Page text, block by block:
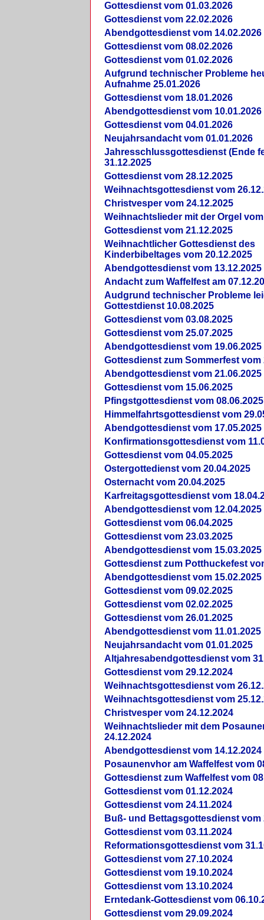
Gottesdienst vom 01.03.2026
Gottesdienst vom 22.02.2026
Abendgottesdienst vom 14.02.2026
Gottesdienst vom 08.02.2026
Gottesdienst vom 01.02.2026
Aufgrund technischer Probleme
Aufnahme 25.01.2026
Gottesdienst vom 18.01.2026
Abendgottesdienst vom 10.01.2026
Gottesdienst vom 04.01.2026
Neujahrsandacht vom 01.01.2026
Jahresschlussgottesdienst (Ende
31.12.2025
Gottesdienst vom 28.12.2025
Weihnachtsgottesdienst vom
Christvesper vom 24.12.2025
Weihnachtslieder mit der Orgel vom
Gottesdienst vom 21.12.2025
Weihnachtlicher Gottesdienst des
Kinderbibeltages vom 20.12.2025
Abendgottesdienst vom 13.12.2025
Andacht zum Waffelfest am
Audgrund technischer Probleme
Gottestdienst 10.08.2025
Gottesdienst vom 03.08.2025
Gottesdienst vom 25.07.2025
Abendgottesdienst vom 19.06.2025
Gottesdienst zum Sommerfest vom
Abendgottesdienst vom 21.06.2025
Gottesdienst vom 15.06.2025
Pfingstgottesdienst vom 08.06.2025
Himmelfahrtsgottesdienst vom
Abendgottesdienst vom 17.05.2025
Konfirmationsgottesdienst vom
Gottesdienst vom 04.05.2025
Ostergottedienst vom 20.04.2025
Osternacht vom 20.04.2025
Karfreitagsgottesdienst vom
Abendgottesdienst vom 12.04.2025
Gottesdienst vom 06.04.2025
Gottesdienst vom 23.03.2025
Abendgottesdienst vom 15.03.2025
Gottesdienst zum Potthuckefest
Abendgottesdienst vom 15.02.2025
Gottesdienst vom 09.02.2025
Gottesdienst vom 02.02.2025
Gottesdienst vom 26.01.2025
Abendgottesdienst vom 11.01.2025
Neujahrsandacht vom 01.01.2025
Altjahresabendgottesdienst vom
Gottesdienst vom 29.12.2024
Weihnachtsgottesdienst vom
Weihnachtsgottesdienst vom
Christvesper vom 24.12.2024
Weihnachtslieder mit dem
24.12.2024
Abendgottesdienst vom 14.12.2024
Posaunenvhor am Waffelfest vom
Gottesdienst zum Waffelfest vom
Gottesdienst vom 01.12.2024
Gottesdienst vom 24.11.2024
Buß- und Bettagsgottesdienst vom
Gottesdienst vom 03.11.2024
Reformationsgottesdienst vom
Gottesdienst vom 27.10.2024
Gottesdienst vom 19.10.2024
Gottesdienst vom 13.10.2024
Erntedank-Gottesdienst vom
Gottesdienst vom 29.09.2024